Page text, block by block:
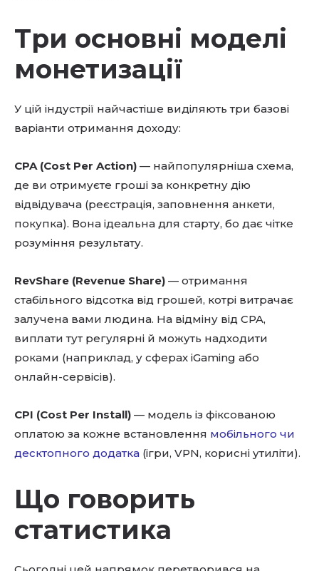
Три основні моделі
монетизації
У цій індустрії найчастіше виділяють три базові
варіанти отримання доходу:
CPA (Cost Per Action) — найпопулярніша схема,
де ви отримуєте гроші за конкретну дію
відвідувача (реєстрація, заповнення анкети,
покупка). Вона ідеальна для старту, бо дає чітке
розуміння результату.
RevShare (Revenue Share) — отримання
стабільного відсотка від грошей, котрі витрачає
залучена вами людина. На відміну від CPA,
виплати тут регулярні й можуть надходити
роками (наприклад, у сферах iGaming або
онлайн-сервісів).
CPI (Cost Per Install) — модель із фіксованою
оплатою за кожне встановлення мобільного чи
десктопного додатка (ігри, VPN, корисні утиліти).
Що говорить
статистика